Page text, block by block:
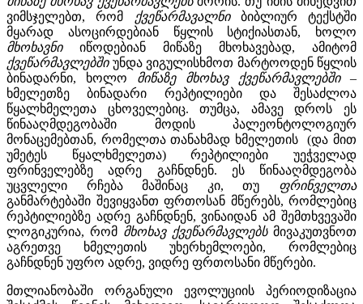
ვიმსჯელებთ, რომ ქვეწარმავალნიბიბლიურ ტექსტში
მყარად ასოცირდებიან წყლის სტიქიასთან, ხოლო
მხოხავნიიწოდებიან მიწაზე მხოხავებად, ამიტომ
ქვეწარმავლებშიუნდა ვიგულისხმოთ მარტოოდენ წყლის
ბინადარნი, ხოლო მიწაზე მხოხავ
ქვეწარმავლებში –
ხმელეთზე ბინადარი რეპტილიები და შესაძლოა
წყალხმელეთა ცხოველებიც. თუმცა, ამავე დროს ეს
წინააღმდეგობაში მოდის პალეონტოლოგიურ
მონაცემებთან, რომელთა თანახმად ხმელეთის (და მით
უმეტეს წყალხმელეთა) რეპტილიები უეჭველად
ფრინველებზე ადრე გაჩნდნენ. ეს წინააღმდეგობა
უცვლელი რჩება მაშინაც კი, თუ ფრინველთა
განმარტებაში შევიყვანთ ფრთოსან მწერებს, რომლებიც
რეპტილიებზე ადრე გაჩნდნენ, ვინაიდან ამ შემთხვევაში
ლოგიკურია, რომ მხოხავ ქვეწარმავლებს მივაკუთვნოთ
აგრეთვე ხმელეთის უხერხემლოები, რომლებიც
გაჩნდნენ უფრო ადრე, ვიდრე ფრთოსანი მწერები.
მთლიანობაში ორგანული ევოლუციის პერიოდიზაცია